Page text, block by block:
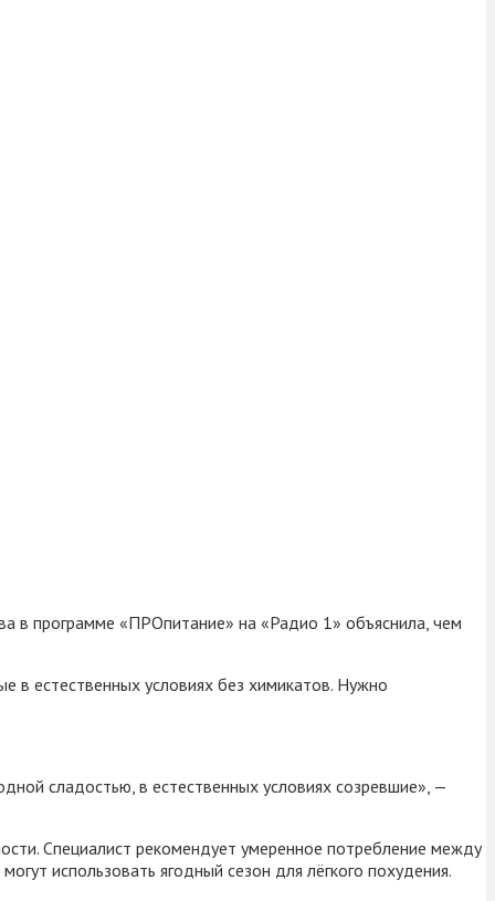
в программе «ПРОпитание» на «Радио 1» объяснила, чем
в естественных условиях без химикатов. Нужно
сладостью, в естественных условиях созревшие», —
Специалист рекомендует умеренное потребление между
использовать ягодный сезон для лёгкого похудения.